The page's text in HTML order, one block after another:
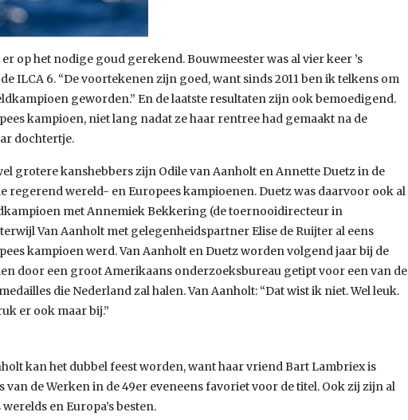
op het nodige goud gerekend. Bouwmeester was al vier keer ’s
ILCA 6. “De voortekenen zijn goed, want sinds 2011 ben ik telkens om
geworden.” En de laatste resultaten zijn ook bemoedigend.
kampioen, niet lang nadat ze haar rentree had gemaakt na de
dochtertje.
grotere kanshebbers zijn Odile van Aanholt en Annette Duetz in de
regerend wereld- en Europees kampioenen. Duetz was daarvoor ook al
met Annemiek Bekkering (de toernooidirecteur in
Van Aanholt met gelegenheidspartner Elise de Ruijter al eens
kampioen werd. Van Aanholt en Duetz worden volgend jaar bij de
door een groot Amerikaans onderzoeksbureau getipt voor een van de
die Nederland zal halen. Van Aanholt: “Dat wist ik niet. Wel leuk.
er ook maar bij.”
kan het dubbel feest worden, want haar vriend Bart Lambriex is
van de Werken in de 49er eveneens favoriet voor de titel. Ook zij zijn al
en Europa’s besten.